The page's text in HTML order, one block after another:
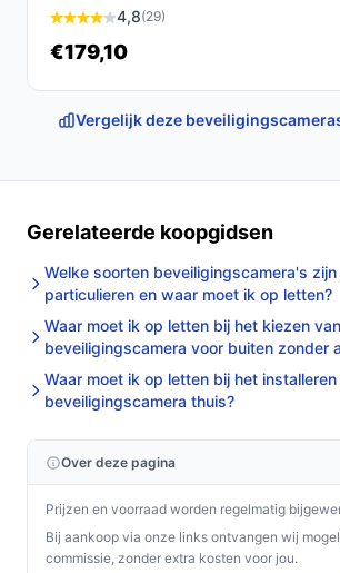
Hoofdlijnen: plaats de camera met
montagemateriaal, verbind via de
koppel aan je 2.4GHz-wifi-netwerk.
installatie beeldhoek en
Controleer of je wifi-router
Controleer of er een SD-kaart in
product wordt geleverd zonder
Specificaties in mensentaal
3MP:levert hogere resolutie dan
praktisch voor beter herkenbare
Spotlight & nachtzicht:
weinig licht in plaats van alleen
herkenning 's nachts kan
Accuvoeding (6700 mAh
de camera op een herlaadbare
opladen in je onderhoudsroutine.
4,8(29)
€179,10
Vergelijk deze
Gerelateerde koopgidsen
Welke soorten beveiligingscamera's
particulieren en waar moet ik op letten?
Waar moet ik op letten bij het kiezen
beveiligingscamera voor buiten zonder
Waar moet ik op letten bij het
beveiligingscamera thuis?
Over deze pagina
Prijzen en voorraad worden regelmatig
Bij aankoop via onze links ontvangen wij
commissie, zonder extra kosten voor jou.